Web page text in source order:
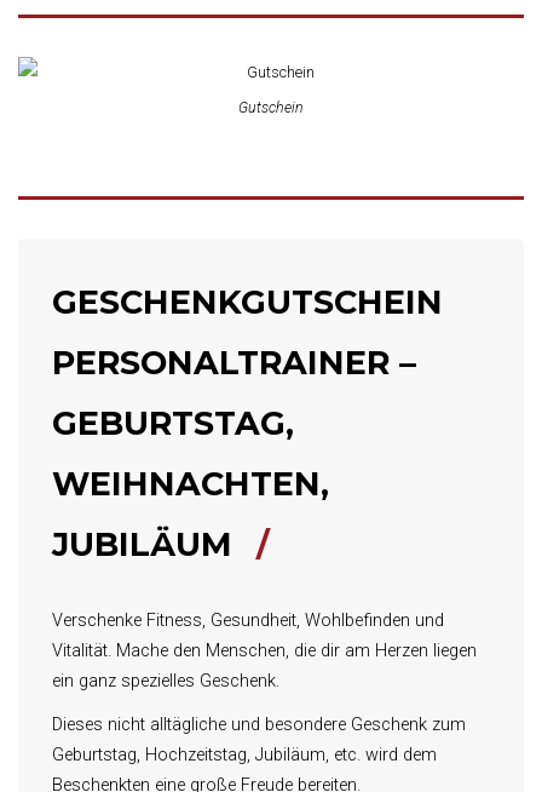
Gutschein
GESCHENKGUTSCHEIN
PERSONALTRAINER –
GEBURTSTAG,
WEIHNACHTEN,
JUBILÄUM
Verschenke Fitness, Gesundheit, Wohlbefinden und
Vitalität. Mache den Menschen, die dir am Herzen liegen
ein ganz spezielles Geschenk.
Dieses nicht alltägliche und besondere Geschenk zum
Geburtstag, Hochzeitstag, Jubiläum, etc. wird dem
Beschenkten eine große Freude bereiten.